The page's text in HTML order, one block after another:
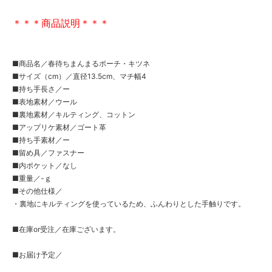
＊＊＊商品説明＊＊＊
■商品名／春待ちまんまるポーチ・キツネ
■サイズ（cm）／直径13.5cm、マチ幅4
■持ち手長さ／ー
■表地素材／ウール
■裏地素材／キルティング、コットン
■アップリケ素材／ゴート革
■持ち手素材／ー
■留め具／ファスナー
■内ポケット／なし
■重量／-ｇ
■その他仕様／
・裏地にキルティングを使っているため、ふんわりとした手触りです。
■在庫or受注／在庫ございます。
■お届け予定／